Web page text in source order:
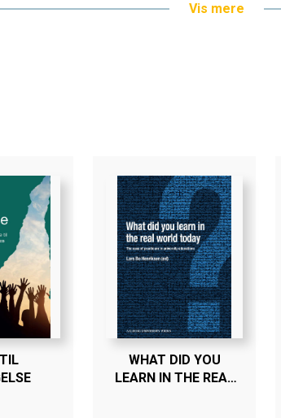
til studerende på de videregåendeVis mere
WHAT DID YOU
LEARN IN THE REAL